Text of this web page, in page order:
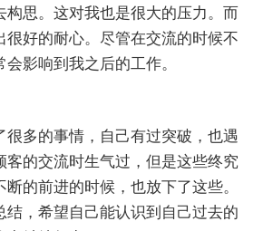
构思。这对我也是很大的压力。而
很好的耐心。尽管在交流的时候不
影响到我之后的工作。
多的事情，自己有过突破，也遇
客的交流时生气过，但是这些终究
的前进的时候，也放下了这些。
结，希望自己能认识到自己过去的